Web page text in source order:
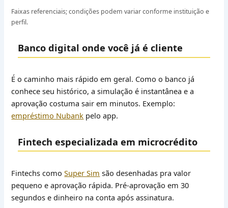
Faixas referenciais; condições podem variar conforme instituição e
perfil.
Banco digital onde você já é cliente
É o caminho mais rápido em geral. Como o banco já
conhece seu histórico, a simulação é instantânea e a
aprovação costuma sair em minutos. Exemplo:
empréstimo Nubank pelo app.
Fintech especializada em microcrédito
Fintechs comoSuper Sim são desenhadas pra valor
pequeno e aprovação rápida. Pré-aprovação em 30
segundos e dinheiro na conta após assinatura.